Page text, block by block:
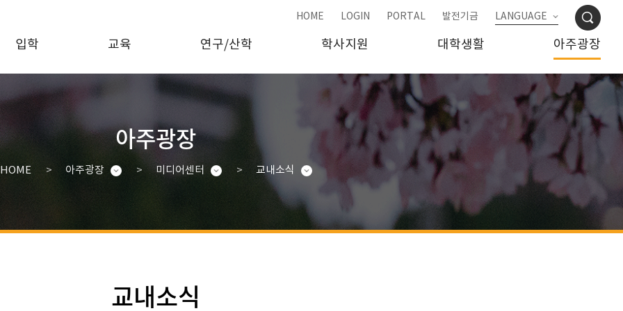
HOME LOGIN PORTAL 발전기금 LANGUAGE
입학 교육 연구/산학 학사지원 대학생활 아주광장
아주광장
HOME 아주광장 미디어센터 교내소식
교내소식